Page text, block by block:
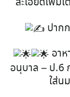
ปาก
อา
อนุบาล – ป.6
ใส่น